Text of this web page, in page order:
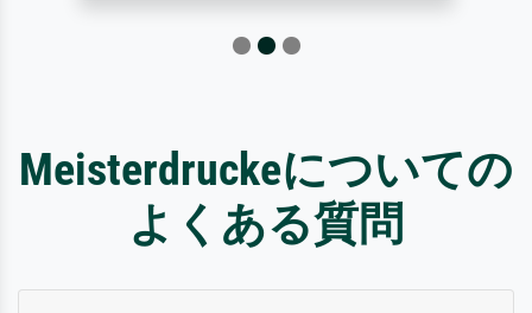
Meisterdruckeについての
よくある質問